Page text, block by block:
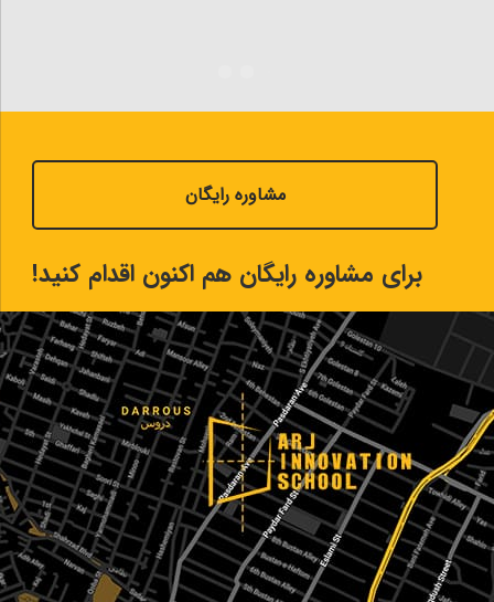
مشاوره رایگان
برای مشاوره رایگان هم اکنون اقدام کنید!